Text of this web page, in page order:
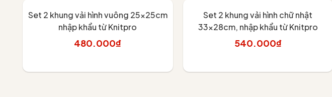
Set 2 khung vải hình vuông 25x25cm
nhập khẩu từ Knitpro
480.000₫
Set 2 khung vải hình chữ nhật
33x28cm, nhập khẩu từ Knitpro
540.000₫